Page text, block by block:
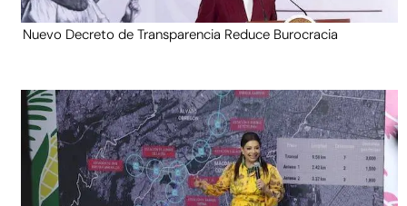
Nuevo Decreto de Transparencia Reduce Burocracia